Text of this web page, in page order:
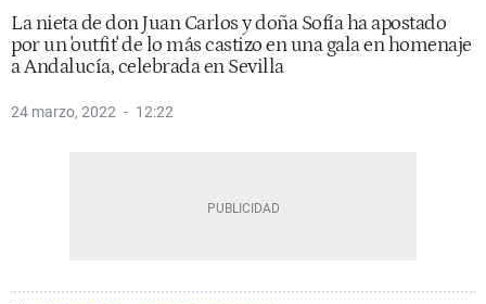
La nieta de don Juan Carlos y doña Sofía ha apostado
por un 'outfit' de lo más castizo en una gala en homenaje
a Andalucía, celebrada en Sevilla
24 marzo, 2022 12:22